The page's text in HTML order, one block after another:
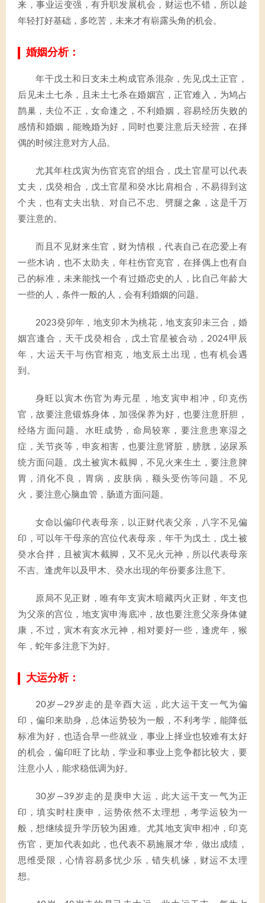
来，事业运变强，有升职发展机会，财运也不错，所以趁
年轻打好基础，多吃苦，未来才有崭露头角的机会。
婚姻分析：
年干戊土和日支未土构成官杀混杂，先见戊土正官，
后见未土七杀，且未土七杀在婚姻宫，正官难入，为鸠占
鹊巢，夫位不正，女命逢之，不利婚姻，容易经历失败的
感情和婚姻，能晚婚为好，同时也要注意后天经营，在择
偶的时候注意对方人品。
尤其年柱戊寅为伤官克官的组合，戊土官星可以代表
丈夫，戊癸相合，戊土官星和癸水比肩相合，不易得到这
个夫，也有丈夫出轨、对自己不忠、劈腿之象，这是千万
要注意的。
而且不见财来生官，财为情根，代表自己在恋爱上有
一些木讷，也不太助夫，年柱伤官克官，在择偶上也有自
己的标准，未来能找一个有过婚恋史的人，比自己年龄大
一些的人，条件一般的人，会有利婚姻的问题。
2023癸卯年，地支卯木为桃花，地支亥卯未三合，婚
姻宫逢合，天干戊癸相合，戊土官星被合动，2024甲辰
年，大运天干与伤官相克，地支辰土出现，也有机会遇
到。
身旺以寅木伤官为寿元星，地支寅申相冲，印克伤
官，故要注意锻炼身体，加强保养为好，也要注意肝胆，
经络方面问题。水旺成势，命局较寒，要注意患寒湿之
症，关节炎等，申亥相害，也要注意肾脏，膀胱，泌尿系
统方面问题。戊土被寅木截脚，不见火来生土，要注意脾
胃，消化不良，胃病，皮肤病，额头受伤等问题。不见
火，要注意心脑血管，肠道方面问题。
女命以偏印代表母亲，以正财代表父亲，八字不见偏
印，可以年干母亲的宫位代表母亲，年干为戊土，戊土被
癸水合拌，且被寅木截脚，又不见火元神，所以代表母亲
不吉。逢虎年以及甲木、癸水出现的年份要多注意下。
原局不见正财，唯有年支寅木暗藏丙火正财，年支也
为父亲的宫位，地支寅申海底冲，故也要注意父亲身体健
康，不过，寅木有亥水元神，相对要好一些，逢虎年，猴
年，蛇年多注意下为好。
大运分析：
20岁—29岁走的是辛酉大运，此大运干支一气为偏
印，偏印来助身，总体运势较为一般，不利考学，能降低
标准为好，也适合早一些就业，事业上择业也较难有太好
的机会，偏印旺了比劫，学业和事业上竞争都比较大，要
注意小人，能求稳低调为好。
30岁—39岁走的是庚申大运，此大运干支一气为正
印，填实时柱庚申，运势依然不太理想，考学运较为一
般，想继续提升学历较为困难。尤其地支寅申相冲，印克
伤官，更加代表如此，也代表不易施展才华，做出成绩，
思维受限，心情容易多忧少乐，错失机缘，财运不太理
想。